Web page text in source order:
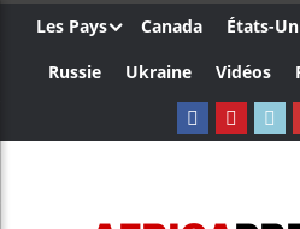
Les Pays Canada États-
Russie
Ukraine Vidéos